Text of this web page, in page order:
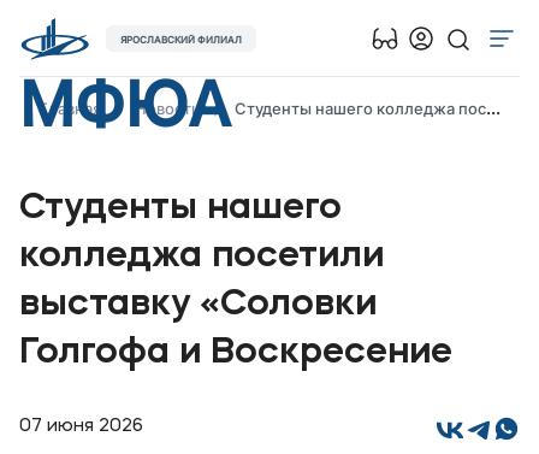
МФЮА
ЯРОСЛАВСКИЙ ФИЛИАЛ
Об университете
Абитуриенту
Музейно-выставочный центр МФЮА
Наука
Противодействие терроризму и экстремизму
Главная Новости Студенты нашего колледжа посетили выставку «Соловки Голгофа и Воскресение
Студенты нашего
колледжа посетили
выставку «Соловки
Голгофа и Воскресение
07 июня 2026